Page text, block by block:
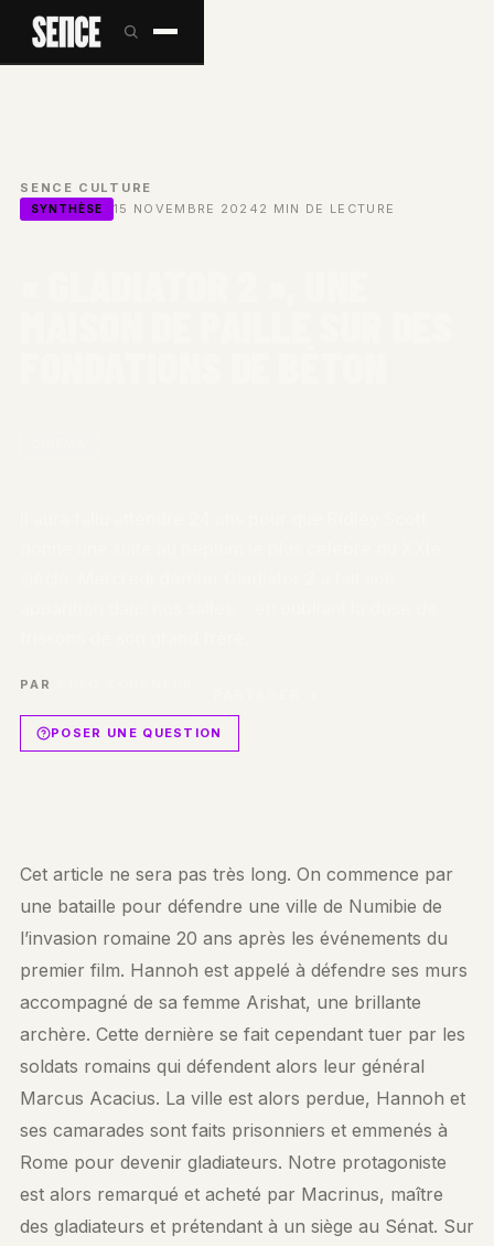
SENCE CULTURE
SYNTHÈSE 15 NOVEMBRE 2024 2 MIN DE LECTURE
PAR
POSER UNE QUESTION
Cet article ne sera pas très long. On commence par
une bataille pour défendre une ville de Numibie de
l’invasion romaine 20 ans après les événements du
premier film. Hannoh est appelé à défendre ses murs
accompagné de sa femme Arishat, une brillante
archère. Cette dernière se fait cependant tuer par les
soldats romains qui défendent alors leur général
Marcus Acacius. La ville est alors perdue, Hannoh et
ses camarades sont faits prisonniers et emmenés à
Rome pour devenir gladiateurs. Notre protagoniste
est alors remarqué et acheté par Macrinus, maître
des gladiateurs et prétendant à un siège au Sénat. Sur